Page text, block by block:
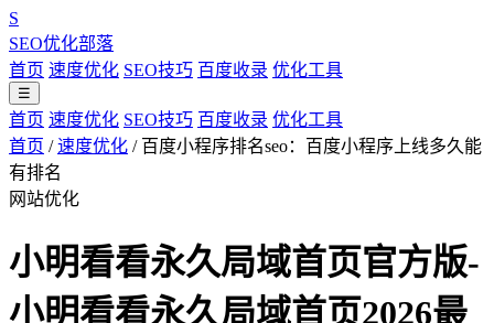
S
SEO优化部落
首页 速度优化 SEO技巧 百度收录 优化工具
☰
首页 速度优化 SEO技巧 百度收录 优化工具
首页 / 速度优化 / 百度小程序排名seo：百度小程序上线多久能
有排名
网站优化
小明看看永久局域首页官方版-
小明看看永久局域首页2026最